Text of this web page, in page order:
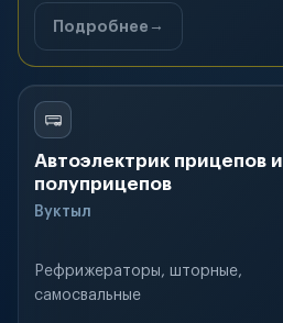
Подробнее
Автоэлектрик прицепов и
полуприцепов
Вуктыл
Рефрижераторы, шторные,
самосвальные